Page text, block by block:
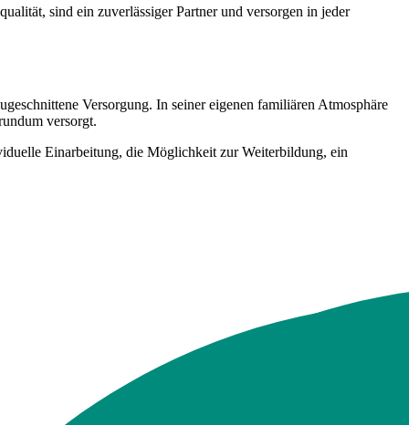
sind ein zuverlässiger Partner und versorgen in jeder
Versorgung. In seiner eigenen familiären Atmosphäre
versorgt.
Einarbeitung, die Möglichkeit zur Weiterbildung, ein